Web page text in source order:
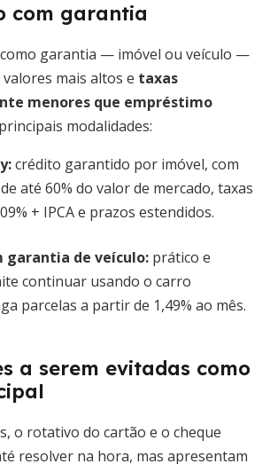
com garantia
garantia — imóvel ou veículo —
mais altos e taxas
menores que empréstimo
modalidades:
crédito garantido por imóvel, com
até 60% do valor de mercado, taxas
+ IPCA e prazos estendidos.
garantia de veículo: prático e
continuar usando o carro
parcelas a partir de 1,49% ao mês.
a serem evitadas como
o rotativo do cartão e o cheque
resolver na hora, mas apresentam